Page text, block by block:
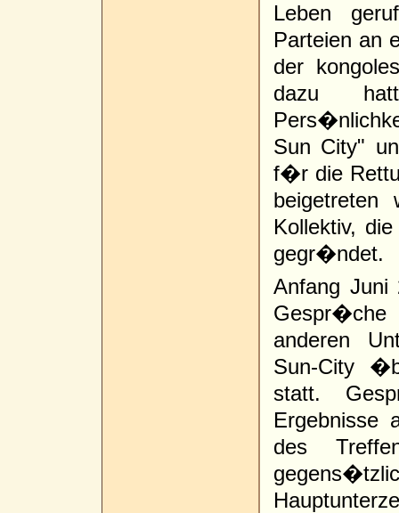
Leben
Parteien an
der
dazu
Sun City"
f�r die
beigetreten
Kollektiv,
gegr�ndet.
Anfang Juni
anderen
Sun-City
statt.
Ergebnisse
des